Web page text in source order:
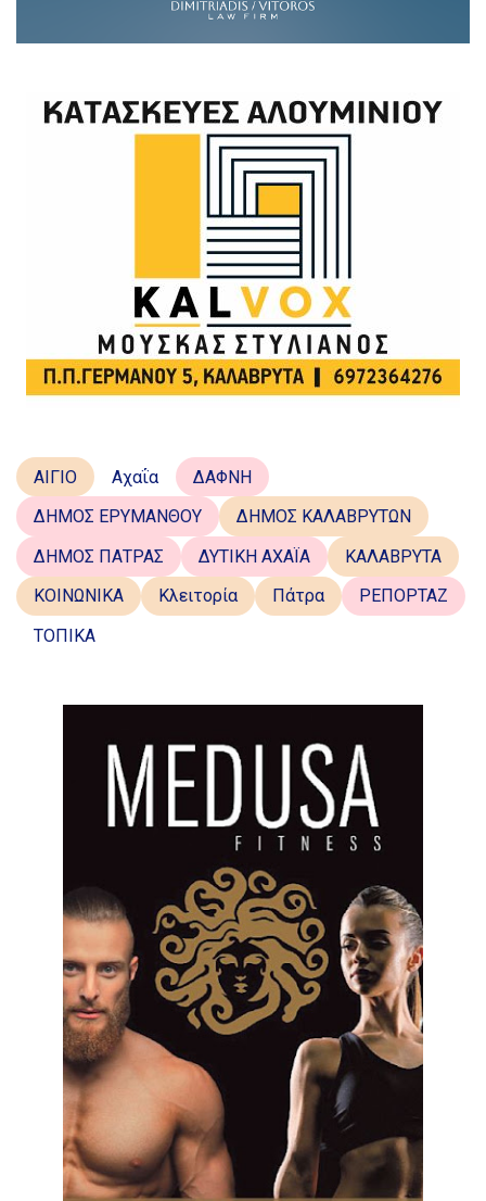
ΑΙΓΙΟ Αχαΐα
ΔΑΦΝΗ
ΔΗΜΟΣ ΕΡΥΜΑΝΘΟΥ
ΔΗΜΟΣ ΚΑΛΑΒΡΥΤΩΝ
ΔΗΜΟΣ ΠΑΤΡΑΣ
ΔΥΤΙΚΗ ΑΧΑΪΑ
ΚΑΛΑΒΡΥΤΑ
ΚΟΙΝΩΝΙΚΑ
Κλειτορία Πάτρα
ΡΕΠΟΡΤΑΖ
ΤΟΠΙΚΑ